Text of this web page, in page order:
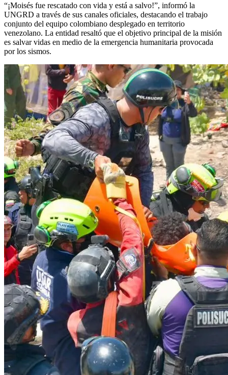
“¡Moisés fue rescatado con vida y está a salvo!”, informó la
UNGRD a través de sus canales oficiales, destacando el trabajo
conjunto del equipo colombiano desplegado en territorio
venezolano. La entidad resaltó que el objetivo principal de la misión
es salvar vidas en medio de la emergencia humanitaria provocada
por los sismos.